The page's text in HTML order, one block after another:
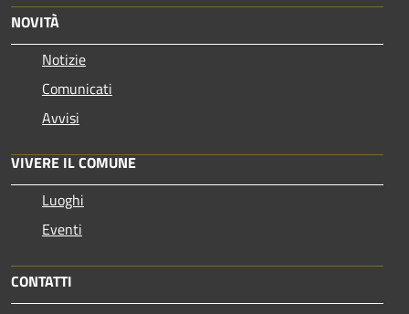
NOVITÀ
Notizie
Comunicati
Avvisi
VIVERE IL COMUNE
Luoghi
Eventi
CONTATTI